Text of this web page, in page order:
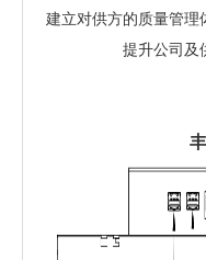
建立对供方的质量管理
提升公司及